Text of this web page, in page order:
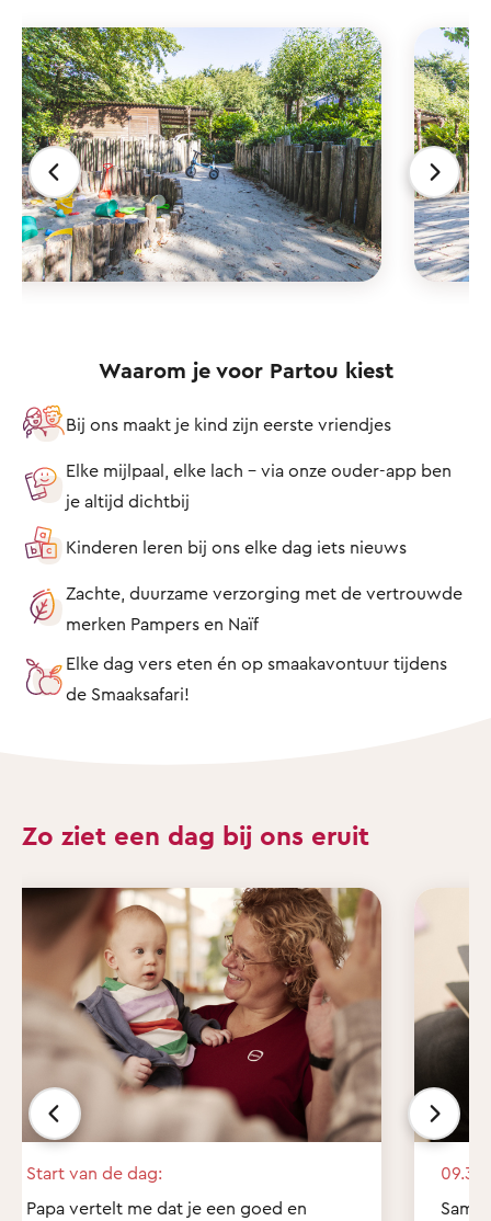
Waarom je voor Partou kiest
Bij ons maakt je kind zijn eerste vriendjes
Elke mijlpaal, elke lach – via onze ouder-app ben
je altijd dichtbij
Kinderen leren bij ons elke dag iets nieuws
Zachte, duurzame verzorging met de vertrouwde
merken Pampers en Naïf
Elke dag vers eten én op smaakavontuur tijdens
de Smaaksafari!
Zo ziet een dag bij ons eruit
Start van de dag:
Papa vertelt me dat je een goed en
09.30